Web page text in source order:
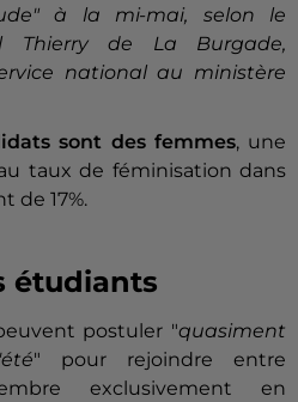
" à la mi-mai, selon le
Thierry de La Burgade,
national au ministère
sont des femmes, une
taux de féminisation dans
de 17%.
étudiants
postuler "quasiment
" pour rejoindre entre
exclusivement en